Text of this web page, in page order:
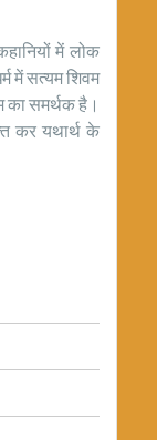
में लोक
में सत्यम शिवम
का समर्थक है।
कर यथार्थ के